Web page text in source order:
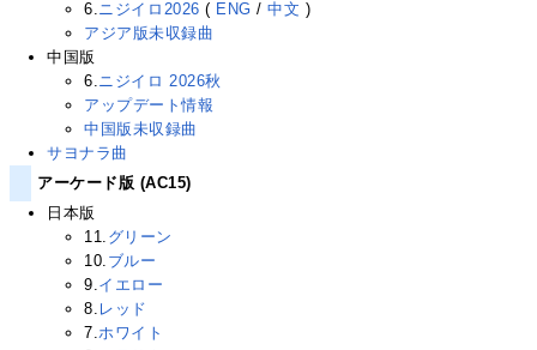
6. ニジイロ2026 ( ENG /中文 )
アジア版未収録曲
中国版
6. ニジイロ 2026秋
アップデート情報
中国版未収録曲
サヨナラ曲
アーケード版 (AC15)
日本版
11. グリーン
10. ブルー
9. イエロー
8. レッド
7. ホワイト